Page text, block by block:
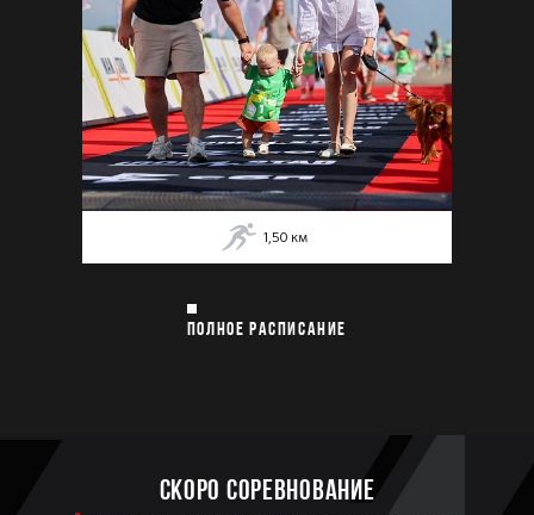
1,50 км
ПОЛНОЕ РАСПИСАНИЕ
Скоро соревнование